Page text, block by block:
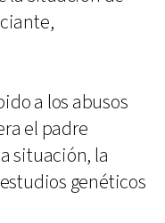
a los abusos
el padre
situación, la
genéticos